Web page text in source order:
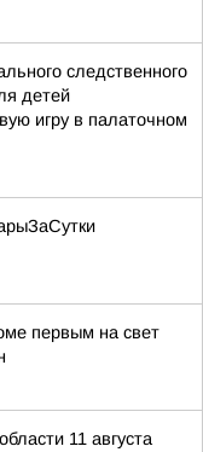
следственного
детей
игру в палаточном
первым на свет
11 августа